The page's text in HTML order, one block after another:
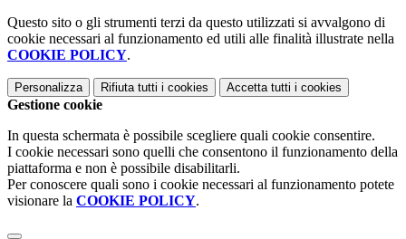
Questo sito o gli strumenti terzi da questo utilizzati si avvalgono di
cookie necessari al funzionamento ed utili alle finalità illustrate nella
COOKIE POLICY.
Personalizza Rifiuta tutti i cookies Accetta tutti i cookies
Gestione cookie
In questa schermata è possibile scegliere quali cookie consentire.
I cookie necessari sono quelli che consentono il funzionamento della
piattaforma e non è possibile disabilitarli.
Per conoscere quali sono i cookie necessari al funzionamento potete
visionare la COOKIE POLICY.